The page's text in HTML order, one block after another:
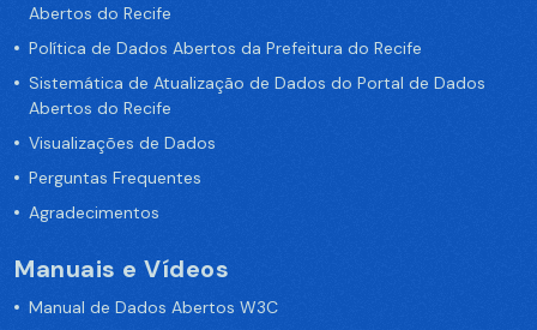
Abertos do Recife
Política de Dados Abertos da Prefeitura do Recife
Sistemática de Atualização de Dados do Portal de Dados
Abertos do Recife
Visualizações de Dados
Perguntas Frequentes
Agradecimentos
Manuais e Vídeos
Manual de Dados Abertos W3C